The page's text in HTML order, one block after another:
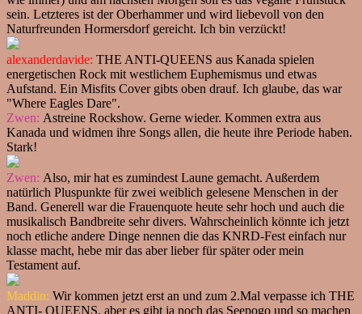
sein. Letzteres ist der Oberhammer und wird liebevoll von den
Naturfreunden Hormersdorf gereicht. Ich bin verzückt!
alexanderdavide: THE ANTI-QUEENS aus Kanada spielen
energetischen Rock mit westlichem Euphemismus und etwas
Aufstand. Ein Misfits Cover gibts oben drauf. Ich glaube, das war
"Where Eagles Dare".
Zwen: Astreine Rockshow. Gerne wieder. Kommen extra aus
Kanada und widmen ihre Songs allen, die heute ihre Periode haben.
Stark!
Zwen: Also, mir hat es zumindest Laune gemacht. Außerdem
natürlich Pluspunkte für zwei weiblich gelesene Menschen in der
Band. Generell war die Frauenquote heute sehr hoch und auch die
musikalisch Bandbreite sehr divers. Wahrscheinlich könnte ich jetzt
noch etliche andere Dinge nennen die das KNRD-Fest einfach nur
klasse macht, hebe mir das aber lieber für später oder mein
Testament auf.
Maddin: Wir kommen jetzt erst an und zum 2.Mal verpasse ich THE
ANTI- QUEENS, aber es gibt ja noch das Seepogo und so machen